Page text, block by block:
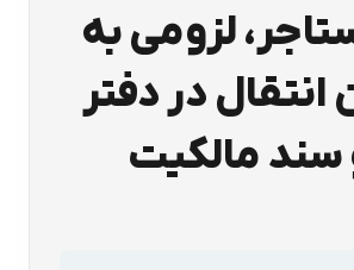
لزومی به
انتقال در دفتر
سند مالکیت